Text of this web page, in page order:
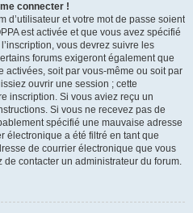
connecter !
d’utilisateur et votre mot de passe soient
est activée et que vous avez spécifié
vous devrez suivre les
forums exigeront également que
activées, soit par vous-même ou soit par
ouvrir une session ; cette
inscription. Si vous aviez reçu un
Si vous ne recevez pas de
spécifié une mauvaise adresse
électronique a été filtré en tant que
de courrier électronique que vous
contacter un administrateur du forum.